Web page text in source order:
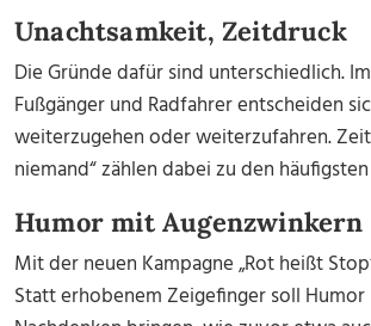
Unachtsamkeit, Zeitdruck
Die Gründe dafür sind unterschiedlich.
Fußgänger und Radfahrer entscheiden
weiterzugehen oder weiterzufahren.
niemand“ zählen dabei zu den
Humor mit Augenzwinkern
Mit der neuen Kampagne „Rot heißt
Statt erhobenem Zeigefinger soll